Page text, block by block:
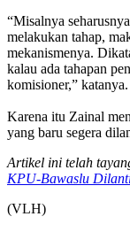
“Misalnya
melakukan tahap,
mekanismenya.
kalau ada tahapan
komisioner,” katanya.
Karena itu Zainal
yang baru segera
Artikel ini telah
KPU-Bawaslu
(VLH)